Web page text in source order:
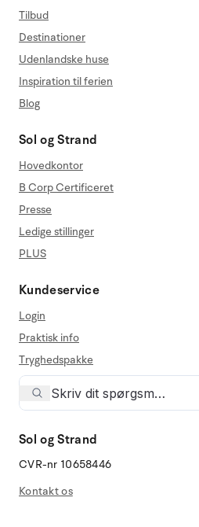
Tilbud
Destinationer
Udenlandske huse
Inspiration til ferien
Blog
Sol og Strand
Hovedkontor
B Corp Certificeret
Presse
Ledige stillinger
PLUS
Kundeservice
Login
Praktisk info
Tryghedspakke
Sol og Strand
CVR-nr 10658446
Kontakt os